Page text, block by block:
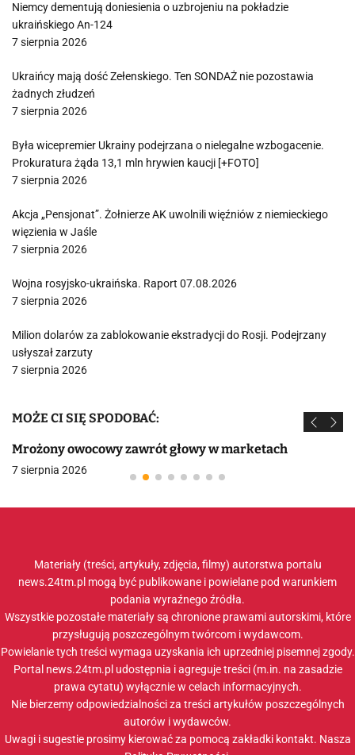
Niemcy dementują doniesienia o uzbrojeniu na pokładzie
ukraińskiego An-124
7 sierpnia 2026
Ukraińcy mają dość Zełenskiego. Ten SONDAŻ nie pozostawia
żadnych złudzeń
7 sierpnia 2026
Była wicepremier Ukrainy podejrzana o nielegalne wzbogacenie.
Prokuratura żąda 13,1 mln hrywien kaucji [+FOTO]
7 sierpnia 2026
Akcja „Pensjonat”. Żołnierze AK uwolnili więźniów z niemieckiego
więzienia w Jaśle
7 sierpnia 2026
Wojna rosyjsko-ukraińska. Raport 07.08.2026
7 sierpnia 2026
Milion dolarów za zablokowanie ekstradycji do Rosji. Podejrzany
usłyszał zarzuty
7 sierpnia 2026
MOŻE CI SIĘ SPODOBAĆ:
Mrożony owocowy zawrót głowy w marketach
7 sierpnia 2026
Materiały (treści, artykuły, zdjęcia, filmy) autorstwa portalu
news.24tm.pl mogą być publikowane i powielane pod warunkiem
podania wyraźnego źródła.
Wszystkie pozostałe materiały są chronione prawami autorskimi, które
przysługują poszczególnym twórcom i wydawcom.
Powielanie tych treści wymaga uzyskania ich uprzedniej pisemnej zgody.
Portal news.24tm.pl udostępnia i agreguje treści (m.in. na zasadzie
prawa cytatu) wyłącznie w celach informacyjnych.
Nie bierzemy odpowiedzialności za treści artykułów poszczególnych
autorów i wydawców.
Uwagi i sugestie prosimy kierować za pomocą zakładki kontakt. Nasza